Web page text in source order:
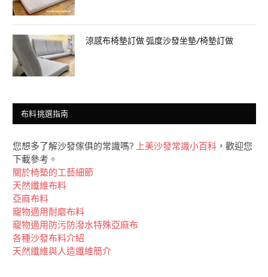
涼感布椅墊訂做 弧度沙發坐墊/椅墊訂做
布料挑選指南
您想多了解沙發傢俱的常識嗎? 上美沙發常識小百科 ，歡迎您
下載參考。
關於椅墊的工藝細節
天然纖維布料
亞麻布料
竉物適用耐磨布料
竉物適用防污防潑水特殊亞麻布
各種沙發布料介紹
天然纖維與人造纖維簡介